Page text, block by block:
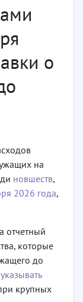
о
на
новшеств,
2026 года,
отчетный
которые
до
крупных